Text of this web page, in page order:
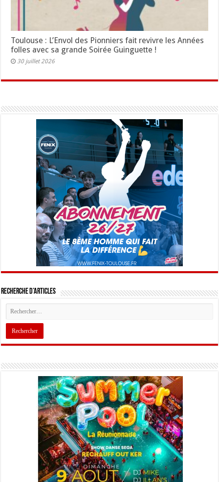
Toulouse : L’Envol des Pionniers fait revivre les Années
folles avec sa grande Soirée Guinguette !
30 juillet 2026
Recherche d’articles